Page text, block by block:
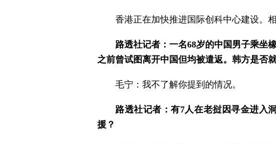
香港正在加快推进国际创科中心建设。
路透社记者：一名68岁的中国男子乘坐
之前曾试图离开中国但均被遣返。韩方是否
毛宁：我不了解你提到的情况。
路透社记者：有7人在老挝因寻金进入
援？